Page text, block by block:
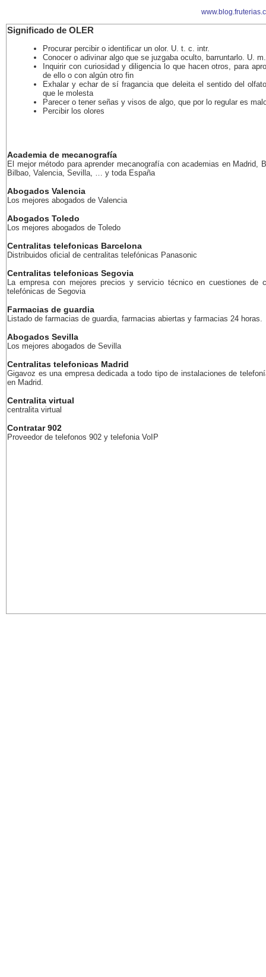
Significado de OLER
Procurar percibir o identificar un olor. U. t. c. intr.
Conocer o adivinar algo que se juzgaba oculto, barruntarlo. U.
Inquirir con curiosidad y diligencia lo que hacen otros, para
de ello o con algún otro fin
Exhalar y echar de sí fragancia que deleita el sentido del
que le molesta
Parecer o tener señas y visos de algo, que por lo regular es
Percibir los olores
Academia de mecanografía
El mejor método para aprender mecanografía con academias en Madrid,
Bilbao, Valencia, Sevilla, … y toda España
Abogados Valencia
Los mejores abogados de Valencia
Abogados Toledo
Los mejores abogados de Toledo
Centralitas telefonicas Barcelona
Distribuidos oficial de centralitas telefónicas Panasonic
Centralitas telefonicas Segovia
La empresa con mejores precios y servicio técnico en cuestiones de
telefónicas de Segovia
Farmacias de guardia
Listado de farmacias de guardia, farmacias abiertas y farmacias 24 horas.
Abogados Sevilla
Los mejores abogados de Sevilla
Centralitas telefonicas Madrid
Gigavoz es una empresa dedicada a todo tipo de instalaciones de
en Madrid.
Centralita virtual
centralita virtual
Contratar 902
Proveedor de telefonos 902 y telefonia VoIP